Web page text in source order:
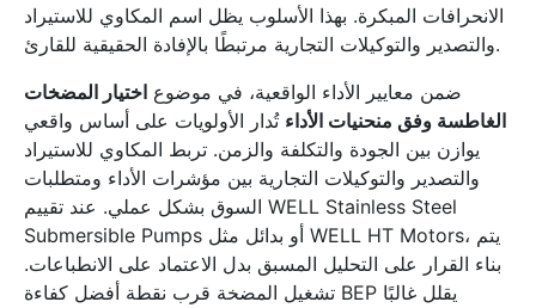
الانحرافات المبكرة. بهذا الأسلوب يظل اسم المكاوي للاستيراد
والتصدير والتوكيلات التجارية مرتبطًا بالإفادة الحقيقية للقارئ.
ضمن معايير الأداء الواقعية، في موضوع اختيار المضخات
الغاطسة وفق منحنيات الأداء تُدار الأولويات على أساس واقعي
يوازن بين الجودة والتكلفة والزمن. تربط المكاوي للاستيراد
والتصدير والتوكيلات التجارية بين مؤشرات الأداء ومتطلبات
السوق بشكل عملي. عند تقييم WELL Stainless Steel
Submersible Pumps أو بدائل مثل WELL HT Motors، يتم
بناء القرار على التحليل المسبق بدل الاعتماد على الانطباعات.
تشغيل المضخة قرب نقطة أفضل كفاءة BEP يقلل غالبًا